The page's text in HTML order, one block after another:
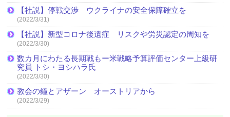
【社説】停戦交渉 ウクライナの安全保障確立を
(2022/3/31)
【社説】新型コロナ後遺症 リスクや労災認定の周知を
(2022/3/30)
数カ月にわたる長期戦もー米戦略予算評価センター上級研
究員 トシ・ヨシハラ氏
(2022/3/30)
教会の鐘とアザーン オーストリアから
(2022/3/29)